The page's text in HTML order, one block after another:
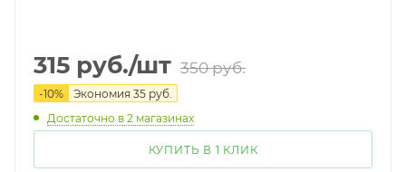
315 руб./шт 350руб.
-10% Экономия 35 руб.
Достаточно в 2 магазинах
КУПИТЬ В 1 КЛИК